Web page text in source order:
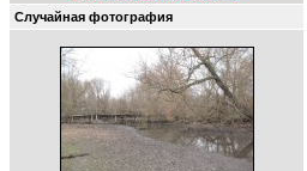
Случайная фотография